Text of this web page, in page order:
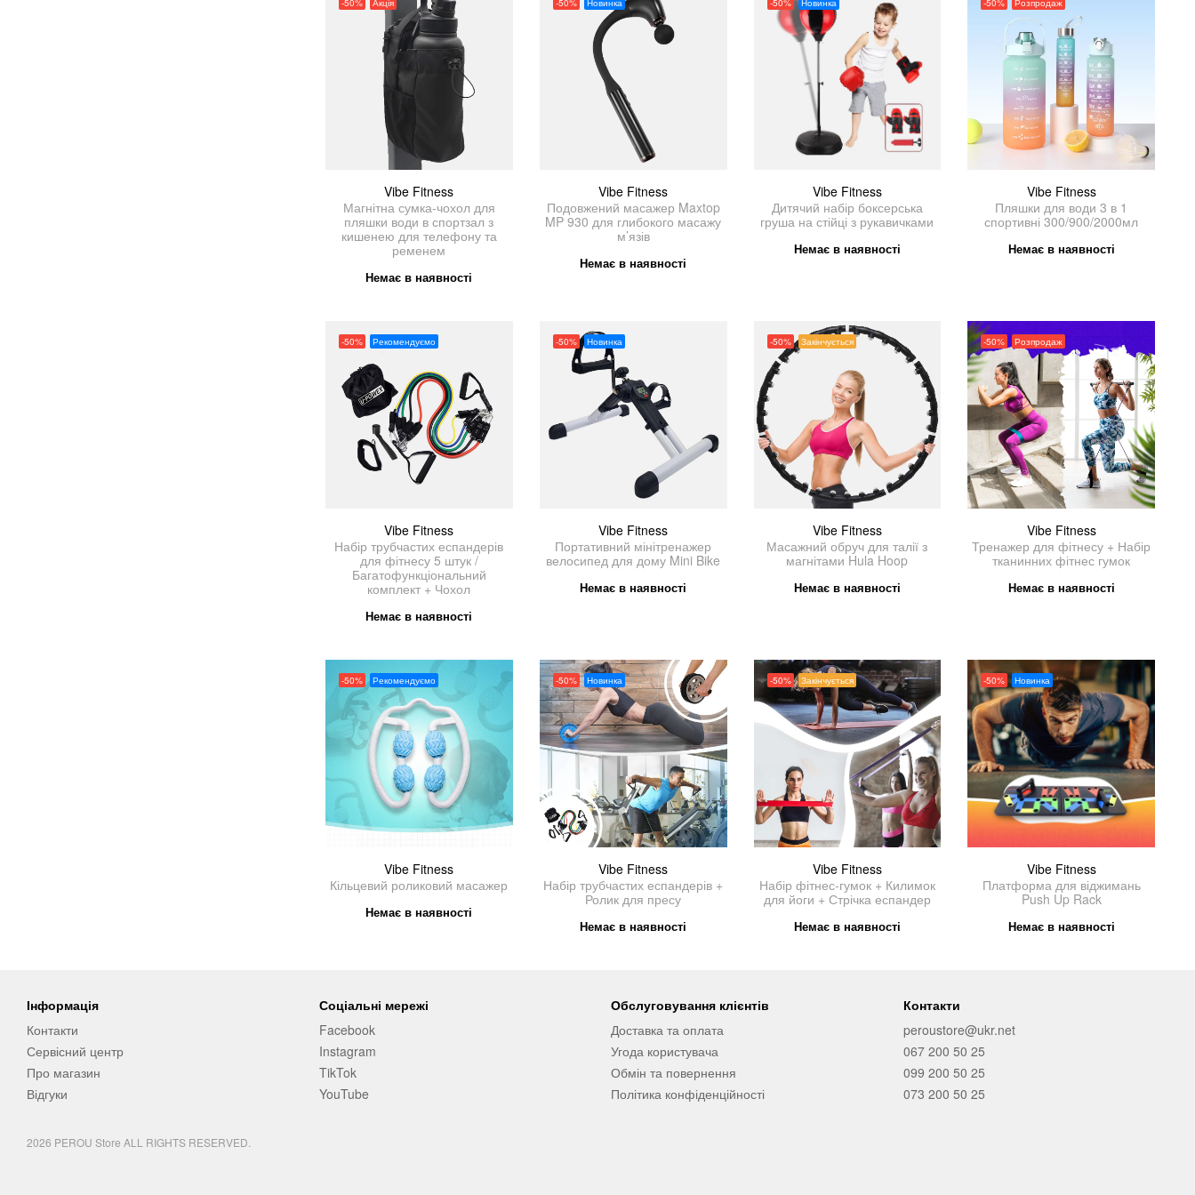
-50% Акція
Vibe Fitness
Магнітна сумка-чохол для
пляшки води в спортзал з
кишенею для телефону та
ременем
Немає в наявності
-50% Новинка
Vibe Fitness
Подовжений масажер Maxtop
MP 930 для глибокого масажу
м’язів
Немає в наявності
-50% Новинка
Vibe Fitness
Дитячий набір боксерська
груша на стійці з рукавичками
Немає в наявності
-50% Розпродаж
Vibe Fitness
Пляшки для води 3 в 1
спортивні 300/900/2000мл
Немає в наявності
-50% Рекомендуємо
Vibe Fitness
Набір трубчастих еспандерів
для фітнесу 5 штук /
Багатофункціональний
комплект + Чохол
Немає в наявності
-50% Новинка
Vibe Fitness
Портативний мінітренажер
велосипед для дому Mini Bike
Немає в наявності
-50% Закінчується
Vibe Fitness
Масажний обруч для талії з
магнітами Hula Hoop
Немає в наявності
-50% Розпродаж
Vibe Fitness
Тренажер для фітнесу + Набір
тканинних фітнес гумок
Немає в наявності
-50% Рекомендуємо
Vibe Fitness
Кільцевий роликовий масажер
Немає в наявності
-50% Новинка
Vibe Fitness
Набір трубчастих еспандерів +
Ролик для пресу
Немає в наявності
-50% Закінчується
Vibe Fitness
Набір фітнес-гумок + Килимок
для йоги + Стрічка еспандер
Немає в наявності
-50% Новинка
Vibe Fitness
Платформа для віджимань
Push Up Rack
Немає в наявності
Інформація
Контакти
Сервісний центр
Про магазин
Відгуки
Соціальні мережі
Facebook
Instagram
TikTok
YouTube
Обслуговування клієнтів
Доставка та оплата
Угода користувача
Обмін та повернення
Політика конфіденційності
Контакти
peroustore@ukr.net
067 200 50 25
099 200 50 25
073 200 50 25
2026 PEROU Store ALL RIGHTS RESERVED.